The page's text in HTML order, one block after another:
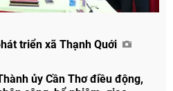
triển xã Thạnh Quới
ủy Cần Thơ điều động,